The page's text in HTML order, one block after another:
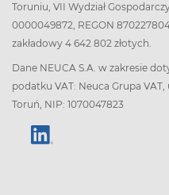
Toruniu, VII Wydział
0000049872, REGON
zakładowy 4 642 802 złotych.
Dane NEUCA S.A. w zakresie
podatku VAT: Neuca Grupa VAT,
Toruń, NIP: 1070047823